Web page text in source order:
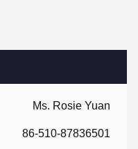
Ms. Rosie Yuan
86-510-87836501